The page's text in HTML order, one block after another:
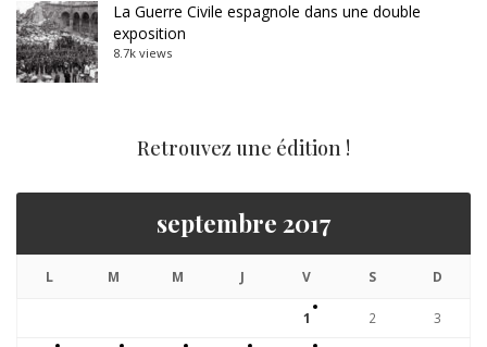
La Guerre Civile espagnole dans une double
exposition
8.7k views
Retrouvez une édition !
septembre 2017
L M M J V S D
1 2 3